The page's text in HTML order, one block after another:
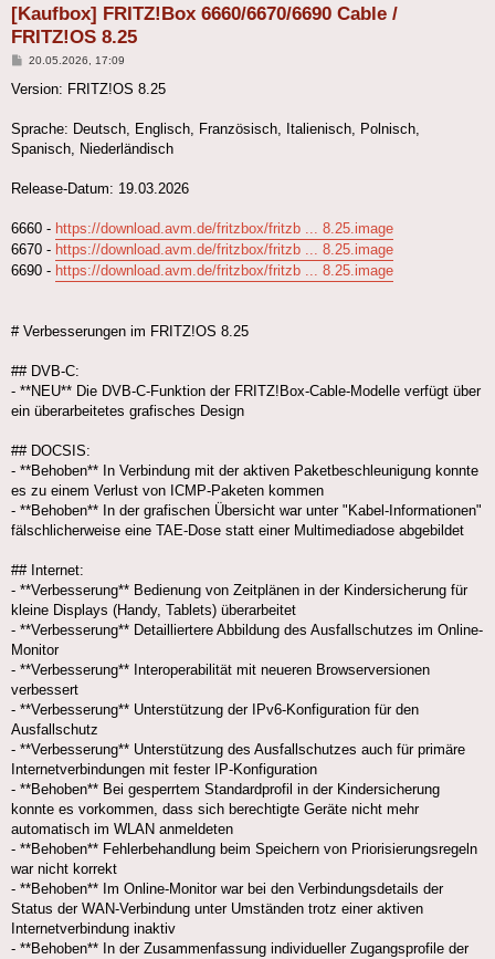
[Kaufbox] FRITZ!Box 6660/6670/6690 Cable /
FRITZ!OS 8.25
Beitrag
20.05.2026, 17:09
Version: FRITZ!OS 8.25
Sprache: Deutsch, Englisch, Französisch, Italienisch, Polnisch,
Spanisch, Niederländisch
Release-Datum: 19.03.2026
6660 - https://download.avm.de/fritzbox/fritzb ... 8.25.image
6670 - https://download.avm.de/fritzbox/fritzb ... 8.25.image
6690 - https://download.avm.de/fritzbox/fritzb ... 8.25.image
# Verbesserungen im FRITZ!OS 8.25
## DVB-C:
- **NEU** Die DVB-C-Funktion der FRITZ!Box-Cable-Modelle verfügt über
ein überarbeitetes grafisches Design
## DOCSIS:
- **Behoben** In Verbindung mit der aktiven Paketbeschleunigung konnte
es zu einem Verlust von ICMP-Paketen kommen
- **Behoben** In der grafischen Übersicht war unter "Kabel-Informationen"
fälschlicherweise eine TAE-Dose statt einer Multimediadose abgebildet
## Internet:
- **Verbesserung** Bedienung von Zeitplänen in der Kindersicherung für
kleine Displays (Handy, Tablets) überarbeitet
- **Verbesserung** Detailliertere Abbildung des Ausfallschutzes im Online-
Monitor
- **Verbesserung** Interoperabilität mit neueren Browserversionen
verbessert
- **Verbesserung** Unterstützung der IPv6-Konfiguration für den
Ausfallschutz
- **Verbesserung** Unterstützung des Ausfallschutzes auch für primäre
Internetverbindungen mit fester IP-Konfiguration
- **Behoben** Bei gesperrtem Standardprofil in der Kindersicherung
konnte es vorkommen, dass sich berechtigte Geräte nicht mehr
automatisch im WLAN anmeldeten
- **Behoben** Fehlerbehandlung beim Speichern von Priorisierungsregeln
war nicht korrekt
- **Behoben** Im Online-Monitor war bei den Verbindungsdetails der
Status der WAN-Verbindung unter Umständen trotz einer aktiven
Internetverbindung inaktiv
- **Behoben** In der Zusammenfassung individueller Zugangsprofile der